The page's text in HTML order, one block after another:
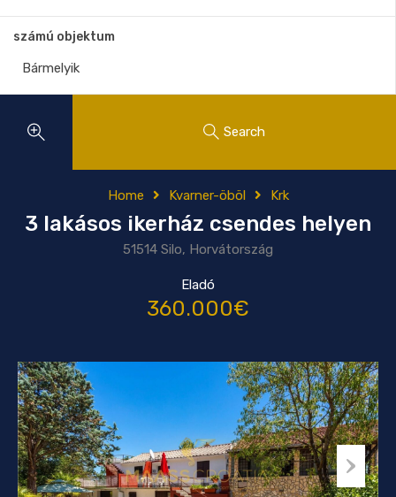
számú objektum
Search
Home Kvarner-öböl Krk
3 lakásos ikerház csendes helyen
51514 Silo, Horvátország
Eladó
360.000€